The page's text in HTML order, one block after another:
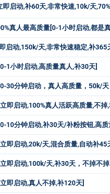
启动,补60天,非常快速,10k/天
真人最高质量[0-1小时启动,都是
启动,150k/天,非常快速稳定,补365
1小时启动,高质量真人,补30天]
30分钟启动，真人高质量，50k/
即启动,100%真人活跃高质量,不
10分钟启动,补30天/补粉按钮,高
即启动,20k/天,混合质量,自动补45
即启动,100k/天,补30天，不掉不
即启动,真人不掉,补120天]